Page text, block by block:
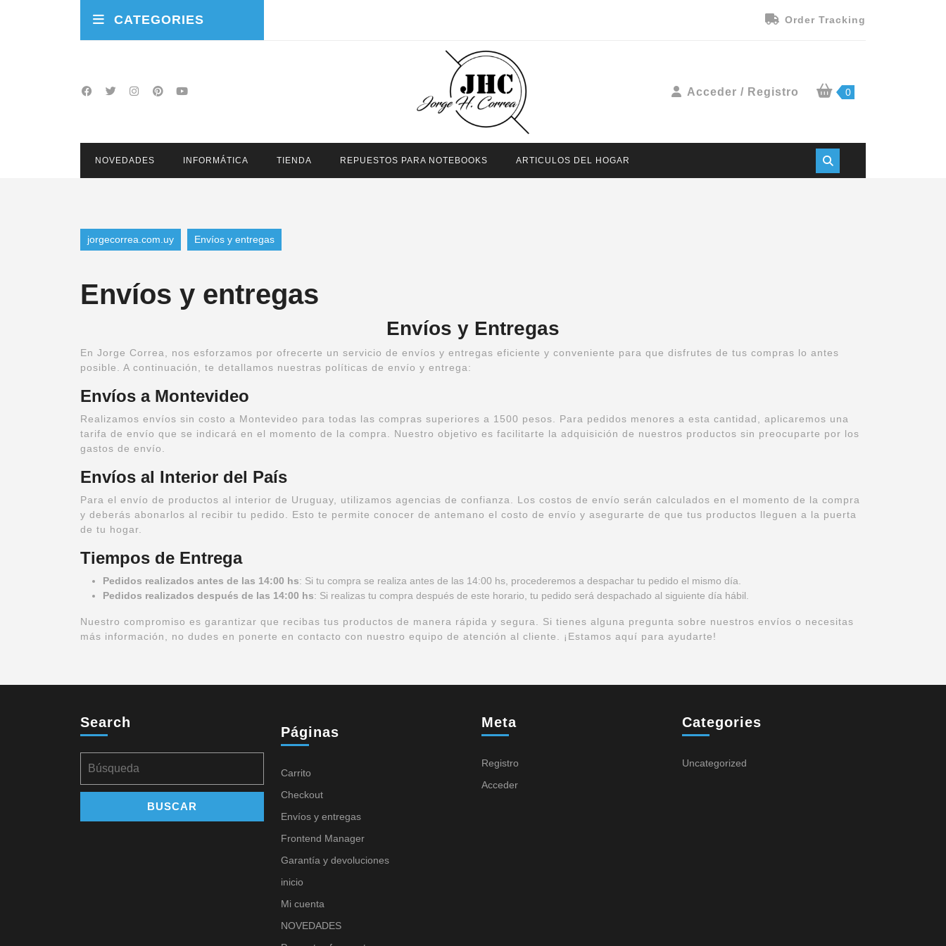
CATEGORIES Order Tracking
Acceder / Registro 0
NOVEDADES INFORMÁTICA TIENDA REPUESTOS PARA NOTEBOOKS ARTICULOS DEL HOGAR
jorgecorrea.com.uy Envíos y entregas
Envíos y entregas
Envíos y Entregas
En Jorge Correa, nos esforzamos por ofrecerte un servicio de envíos y entregas eficiente y conveniente para que disfrutes de tus compras lo antes
posible. A continuación, te detallamos nuestras políticas de envío y entrega:
Envíos a Montevideo
Realizamos envíos sin costo a Montevideo para todas las compras superiores a 1500 pesos. Para pedidos menores a esta cantidad, aplicaremos una
tarifa de envío que se indicará en el momento de la compra. Nuestro objetivo es facilitarte la adquisición de nuestros productos sin preocuparte por los
gastos de envío.
Envíos al Interior del País
Para el envío de productos al interior de Uruguay, utilizamos agencias de confianza. Los costos de envío serán calculados en el momento de la compra
y deberás abonarlos al recibir tu pedido. Esto te permite conocer de antemano el costo de envío y asegurarte de que tus productos lleguen a la puerta
de tu hogar.
Tiempos de Entrega
Pedidos realizados antes de las 14:00 hs: Si tu compra se realiza antes de las 14:00 hs, procederemos a despachar tu pedido el mismo día.
Pedidos realizados después de las 14:00 hs: Si realizas tu compra después de este horario, tu pedido será despachado al siguiente día hábil.
Nuestro compromiso es garantizar que recibas tus productos de manera rápida y segura. Si tienes alguna pregunta sobre nuestros envíos o necesitas
más información, no dudes en ponerte en contacto con nuestro equipo de atención al cliente. ¡Estamos aquí para ayudarte!
Search
Páginas
Carrito
Checkout
Envíos y entregas
Frontend Manager
Garantía y devoluciones
inicio
Mi cuenta
NOVEDADES
Meta
Registro
Acceder
Categories
Uncategorized